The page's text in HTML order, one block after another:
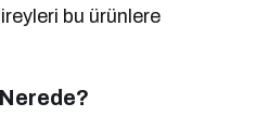
bu ürünlere